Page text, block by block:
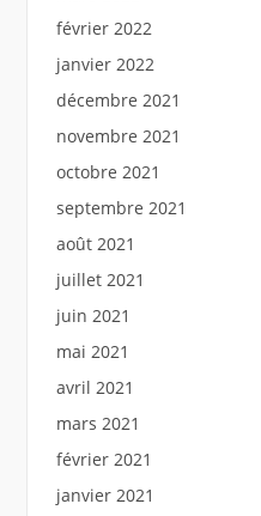
février 2022
janvier 2022
décembre 2021
novembre 2021
octobre 2021
septembre 2021
août 2021
juillet 2021
juin 2021
mai 2021
avril 2021
mars 2021
février 2021
janvier 2021